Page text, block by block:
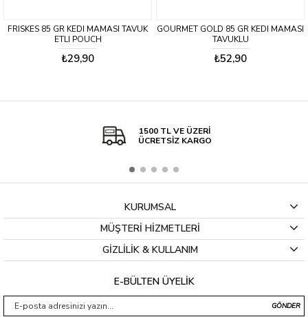
FRISKES 85 GR KEDI MAMASI TAVUK
ETLI POUCH
₺29,90
GOURMET GOLD 85 GR KEDI MAMASI
TAVUKLU
₺52,90
1500 TL VE ÜZERİ
ÜCRETSİZ KARGO
KURUMSAL
MÜŞTERİ HİZMETLERİ
GİZLİLİK & KULLANIM
E-BÜLTEN ÜYELİK
GÖNDER